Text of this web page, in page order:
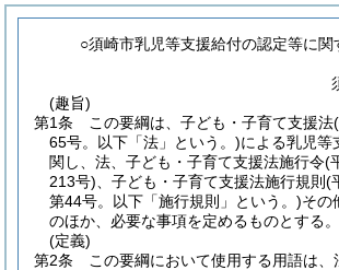
○須崎市乳児等支援給付の認定等に関
(趣旨)
第1条
この要綱は、子ども・子育て支援法
65号。以下「法」という。)による乳児等
関し、法、子ども・子育て支援法施行令(
213号) 、子ども・子育て支援法施行規則 (
第44号。以下「施行規則」という。)その
のほか、必要な事項を定めるものとする。
(定義)
第2条
この要綱において使用する用語は、